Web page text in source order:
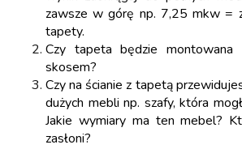
zawsze w górę np. 7,25 mkw =
tapety.
Czy tapeta będzie montowana
skosem?
Czy na ścianie z tapetą
dużych mebli np. szafy, która
Jakie wymiary ma ten mebel?
zasłoni?